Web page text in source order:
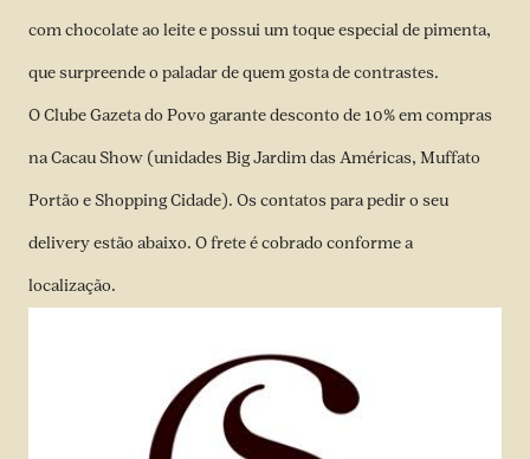
com chocolate ao leite e possui um toque especial de pimenta,
que surpreende o paladar de quem gosta de contrastes.
O Clube Gazeta do Povo garante desconto de 10% em compras
na Cacau Show (unidades Big Jardim das Américas, Muffato
Portão e Shopping Cidade). Os contatos para pedir o seu
delivery estão abaixo. O frete é cobrado conforme a
localização.